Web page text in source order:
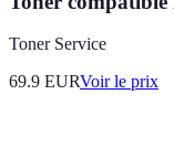
Toner Service
69.9 EURVoir le prix